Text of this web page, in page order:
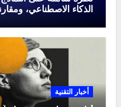
الذكاء الاصطناعي،
أخبار التقنية